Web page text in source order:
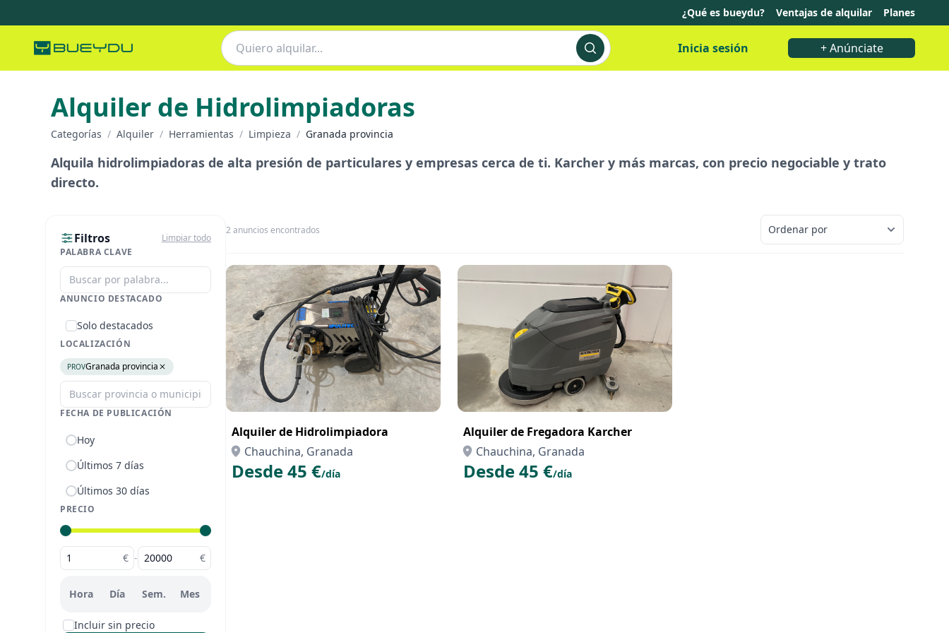
¿Qué es bueydu? Ventajas de alquilar Planes
Inicia sesión + Anúnciate
Alquiler de Hidrolimpiadoras
Categorías / Alquiler / Herramientas / Limpieza / Granada provincia
Alquila hidrolimpiadoras de alta presión de particulares y empresas cerca de ti. Karcher y más marcas, con precio negociable y trato
directo.
Filtros
Limpiar todo
PALABRA CLAVE
ANUNCIO DESTACADO
Solo destacados
LOCALIZACIÓN
PROVGranada provincia
FECHA DE PUBLICACIÓN
Hoy
Últimos 7 días
Últimos 30 días
PRECIO
€ - €
Hora Día Sem. Mes
Incluir sin precio
2 anuncios encontrados
Alquiler de Hidrolimpiadora
Chauchina, Granada
Desde 45 €/día
Alquiler de Fregadora Karcher
Chauchina, Granada
Desde 45 €/día